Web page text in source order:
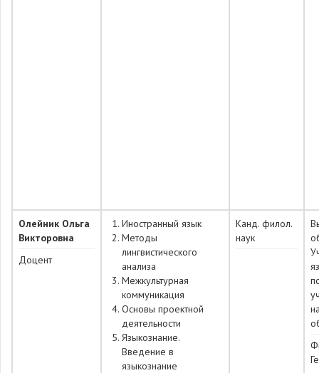
Олейник Ольга
Викторовна
Доцент
Иностранный язык
Методы
лингвистического
анализа
Межкультурная
коммуникация
Основы проектной
деятельности
Языкознание.
Введение в
языкознание
Канд. филол.
наук